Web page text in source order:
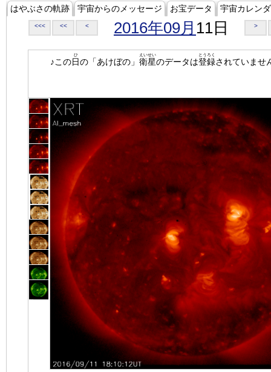
はやぶさの軌跡 宇宙からのメッセージ お宝データ 宇宙カレン
<<< << < 2016年09月 11日 >
♪この日
ひ
の「あけぼの」 衛星
えいせい
のデータは登録
とうろく
されていませ